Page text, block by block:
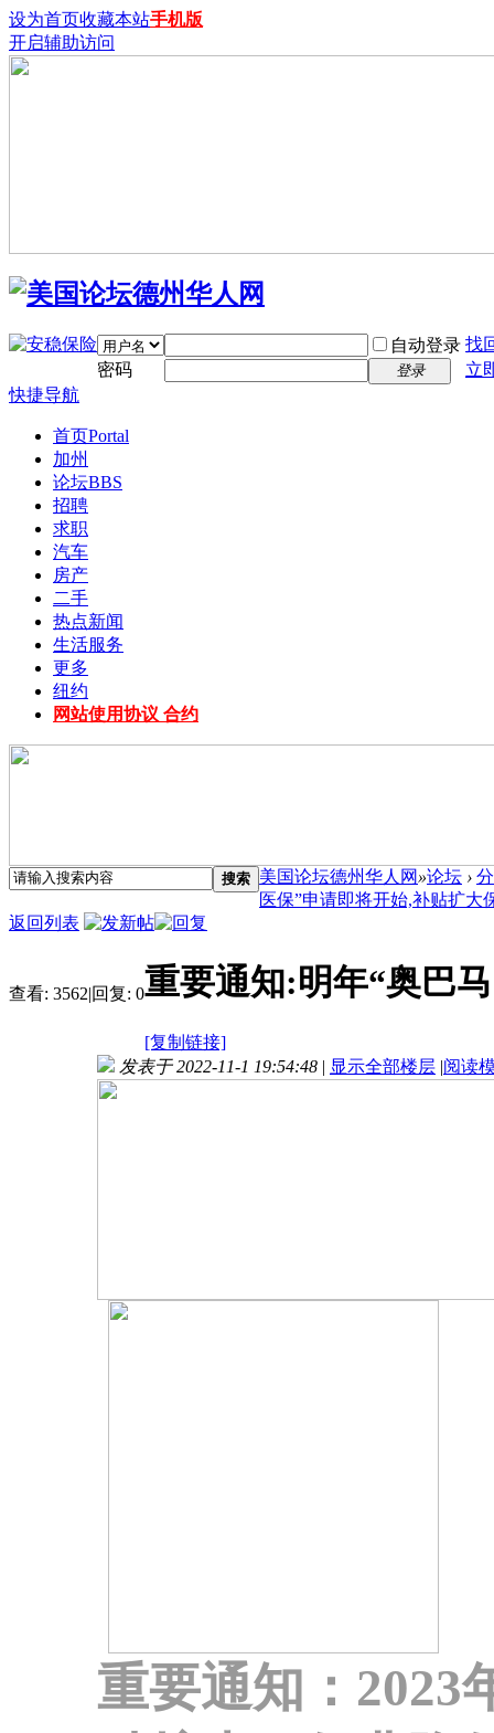
设为首页收藏本站手机版
开启辅助访问
自动登录 找
密码
登录
立
快捷导航
首页Portal
加州
论坛BBS
招聘
求职
汽车
房产
二手
热点新闻
生活服务
更多
纽约
网站使用协议 合约
搜索 美国论坛德州华人网 »论坛 ›
医保”申请即将开始,补贴扩大
返回列表
查看: 3562|回复: 0重要通知:明年“奥巴
[复制链接]
发表于 2022-11-1 19:54:48 | 显示全部楼层 |阅读
重要通知：2023